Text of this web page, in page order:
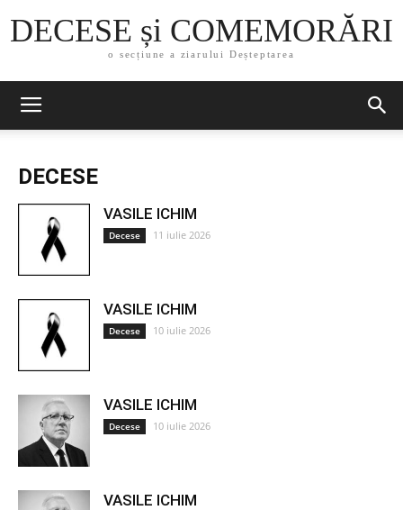
DECESE și COMEMORĂRI
o secțiune a ziarului Deșteptarea
DECESE
VASILE ICHIM
Decese 11 iulie 2026
VASILE ICHIM
Decese 10 iulie 2026
VASILE ICHIM
Decese 10 iulie 2026
VASILE ICHIM